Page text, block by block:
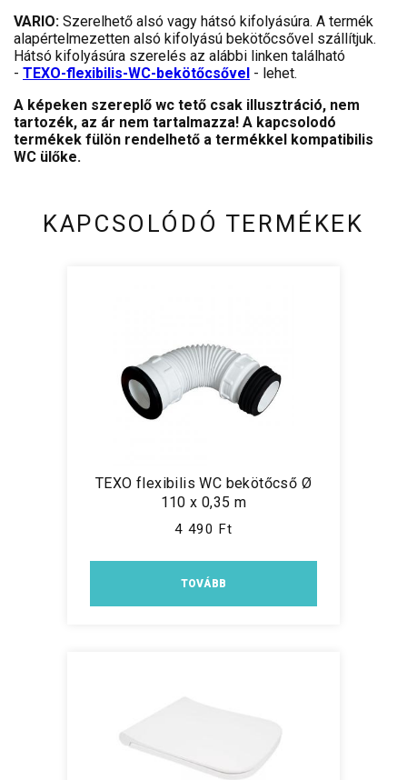
VARIO: Szerelhető alsó vagy hátsó kifolyásúra. A termék
alapértelmezetten alsó kifolyású bekötőcsővel szállítjuk.
Hátsó kifolyásúra szerelés az alábbi linken található
- TEXO-flexibilis-WC-bekötőcsővel - lehet.
A képeken szereplő wc tető csak illusztráció, nem
tartozék, az ár nem tartalmazza! A kapcsolodó
termékek fülön rendelhető a termékkel kompatibilis
WC ülőke.
KAPCSOLÓDÓ TERMÉKEK
TEXO flexibilis WC bekötőcső Ø
110 x 0,35 m
4 490 Ft
TOVÁBB